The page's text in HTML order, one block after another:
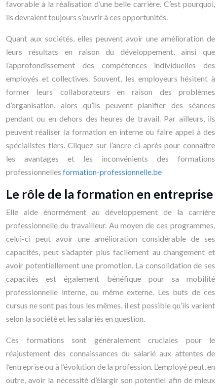
favorable à la réalisation d’une belle carrière. C’est pourquoi,
ils devraient toujours s’ouvrir à ces opportunités.
Quant aux sociétés, elles peuvent avoir une amélioration de
leurs résultats en raison du développement, ainsi que
l’approfondissement des compétences individuelles des
employés et collectives. Souvent, les employeurs hésitent à
former leurs collaborateurs en raison des problèmes
d’organisation, alors qu’ils peuvent planifier des séances
pendant ou en dehors des heures de travail. Par ailleurs, ils
peuvent réaliser la formation en interne ou faire appel à des
spécialistes tiers. Cliquez sur l’ancre ci-après pour connaître
les avantages et les inconvénients des formations
professionnelles formation-professionnelle.be
Le rôle de la formation en entreprise
Elle aide énormément au développement de la carrière
professionnelle du travailleur. Au moyen de ces programmes,
celui-ci peut avoir une amélioration considérable de ses
capacités, peut s’adapter plus facilement au changement et
avoir potentiellement une promotion. La consolidation de ses
capacités est également bénéfique pour sa mobilité
professionnelle interne, ou même externe. Les buts de ces
cursus ne sont pas tous les mêmes, il est possible qu’ils varient
selon la société et les salariés en question.
Ces formations sont généralement cruciales pour le
réajustement des connaissances du salarié aux attentes de
l’entreprise ou à l’évolution de la profession. L’employé peut, en
outre, avoir la nécessité d’élargir son potentiel afin de mieux